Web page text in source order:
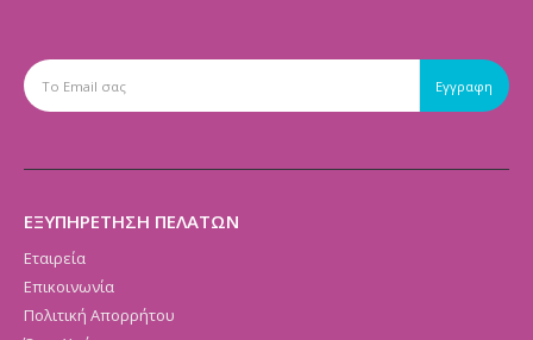
ΕΞΥΠΗΡΕΤΗΣΗ ΠΕΛΑΤΩΝ
Εταιρεία
Επικοινωνία
Πολιτική Απορρήτου